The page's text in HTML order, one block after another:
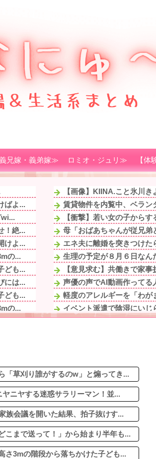
兄嫁・義弟嫁≫ ロミオ・ジュリ≫ 【
ばよ...
！絶...
けよ...
の...
ども...
には...
ども...
の...
を...
よ...
。朝...
【画像】KIINA.こと氷川
賃貸物件を内覧中、ベラン
【衝撃】若い女の子から
母「おばあちゃんが従兄弟
エネ夫に離婚を突きつけた
生理の予定が８月６日なん
【意見求む】共働きで家
声優の声でAI動画作ってる
軽度のアレルギーを「わが
イベント派遣で陰湿にい
【驚愕】動物さんたち、
「草刈り誰がするのw」と煽ってき...
ニヤする迷惑サラリーマン！並...
族会議を開いた結果、拍子抜けす...
こまで送って！」から始まり半年も...
さ3mの階段から落ちかけた子ども...